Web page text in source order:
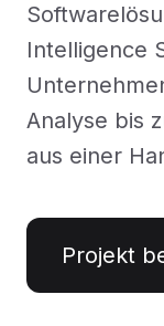
Intelligence
Analyse bis
aus einer
Projekt